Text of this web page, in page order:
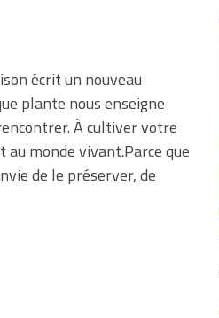
écrit un nouveau
plante nous enseigne
À cultiver votre
monde vivant.Parce que
de le préserver, de